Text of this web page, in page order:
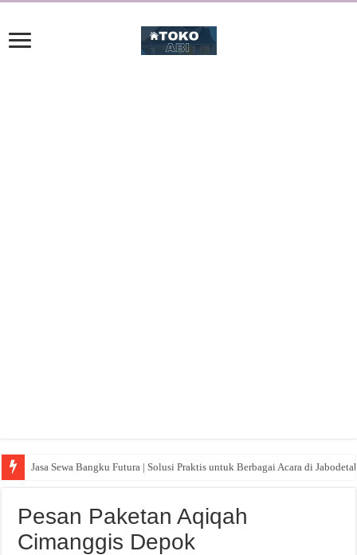
Jasa Sewa Bangku Futura | Solusi Praktis untuk Berbagai Acara di
Pesan Paketan Aqiqah
Cimanggis Depok